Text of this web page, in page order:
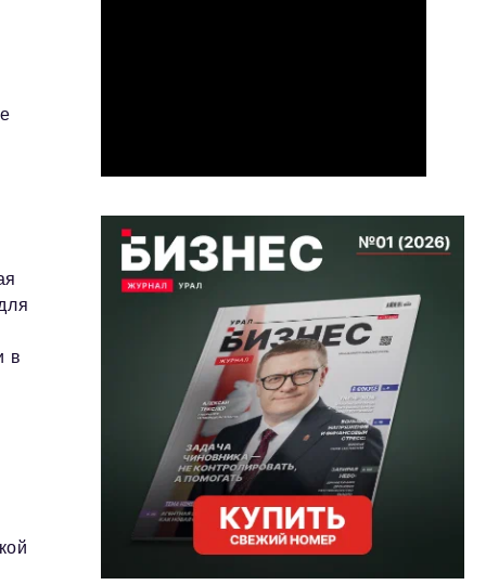
в